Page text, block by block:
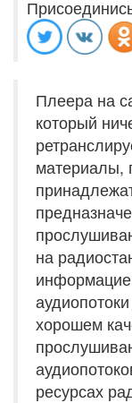
Плеера на
который
материалы,
на
хорошем
ресурсах